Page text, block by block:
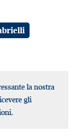
la nostra
gli